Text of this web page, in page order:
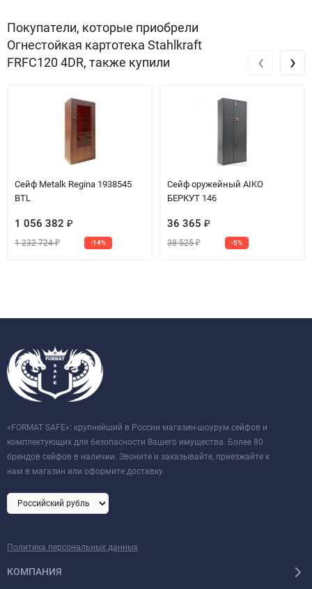
Покупатели, которые приобрели
Огнестойкая картотека Stahlkraft
FRFC120 4DR, также купили
Сейф Metalk Regina 1938545
BTL
1 056 382 ₽
1 232 724₽ -14%
Сейф оружейный AIKO
БЕРКУТ 146
36 365 ₽
38 525₽ -5%
‹ ›
«FORMAT SAFE»: крупнейший в России магазин-шоурум сейфов и
комплектующих для безопасности Вашего имущества. Более 80
брендов сейфов в наличии. Звоните и заказывайте, приезжайте к
нам в магазин или оформите доставку.
Политика персональных данных
КОМПАНИЯ